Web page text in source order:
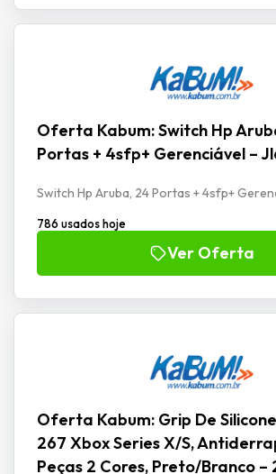
Oferta Kabum: Switch Hp
Portas + 4sfp+ Gerenciável –
Switch Hp Aruba, 24 Portas + 4sfp+
786 usados hoje
Ver Oferta
Oferta Kabum: Grip De
267 Xbox Series X/S,
Peças 2 Cores, Preto/Branco –